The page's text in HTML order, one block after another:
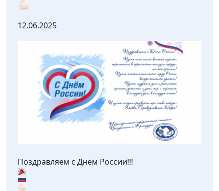
12.06.2025
Поздравляем с Днём России!!!